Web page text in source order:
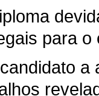
para